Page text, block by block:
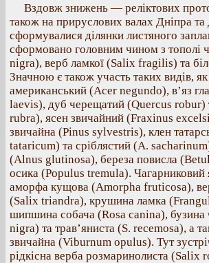
Вздовж знижень — реліктових
також на прируслових валах Дніпра
сформувалися ділянки листяного
сформовано головним чином з тополі
nigra), верб ламкої (Salix fragilis) та
Значною є також участь таких видів,
американський (Acer negundo), в’яз
laevis), дуб черещатий (Quercus robur)
rubra), ясен звичайний (Fraxinus
звичайна (Pinus sylvestris), клен
tataricum) та сріблястий (A.
(Alnus glutinosa), береза повисла
осика (Populus tremula).
аморфа кущова (Amorpha fruticosa),
(Salix triandra), крушина ламка
шипшина собача (Rosa canina), бузина
nigra) та трав’яниста (S. recemosa), а
звичайна (Viburnum opulus). Тут
рідкісна верба розмаринолиста